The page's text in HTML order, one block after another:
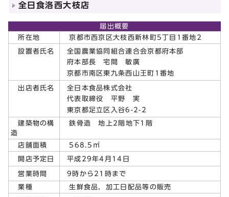
全日食洛西大枝店
届出概要
所在地
京都市西京区大枝西新林町5丁目1番地2
設置者氏名
全国農業協同組合連合会京都府本部
府本部長 宅間 敏廣
京都市南区東九条西山王町1番地
出店者氏名
全日本食品株式会社
代表取締役 平野 実
東京都足立区入谷6-2-2
建築物の構
造
鉄骨造 地上2階地下1階
店舗面積 568.5㎡
開店予定日 平成29年4月14日
営業時間 9時から21時まで
業種 生鮮食品，加工日配品等の販売